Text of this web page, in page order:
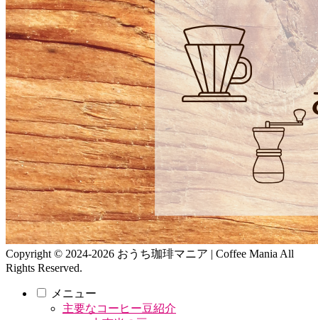
Copyright © 2024-2026 おうち珈琲マニア | Coffee Mania All
Rights Reserved.
メニュー
主要なコーヒー豆紹介